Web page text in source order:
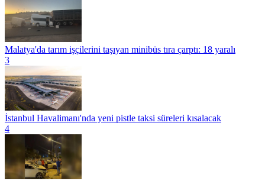
Malatya'da tarım işçilerini taşıyan minibüs tıra çarptı: 18 yaralı
3
İstanbul Havalimanı'nda yeni pistle taksi süreleri kısalacak
4